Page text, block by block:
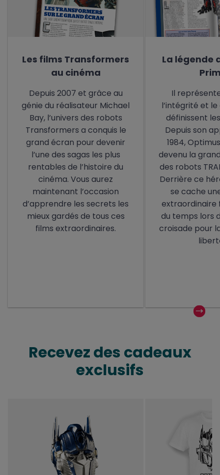
Les films Transformers
au cinéma
Depuis 2007 et grâce au
génie du réalisateur Michael
Bay, l’univers des robots
Transformers a conquis le
grand écran pour devenir
l’une des sagas les plus
rentables de l’histoire du
cinéma. Vous aurez
maintenant l’occasion
d’apprendre les secrets les
mieux gardés de tous ces
films extraordinaires.
La légende
Il
l’intégrité et
définissent
Depuis son
1984,
devenu la
des robots
Derrière ce
se cache
extraordinaire
du temps lors
croisade pour
Recevez des cadeaux
exclusifs